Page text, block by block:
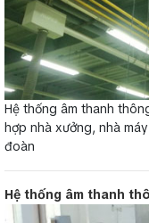
Hệ thống âm thanh
hợp nhà xưởng, nhà
đoàn
Hệ thống âm thanh